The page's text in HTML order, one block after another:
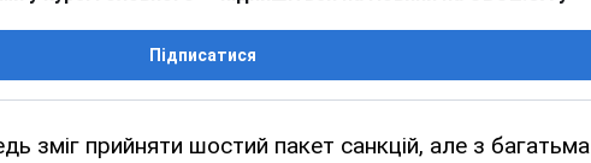
Підписатися
зміг прийняти шостий пакет санкцій, але з багатьма